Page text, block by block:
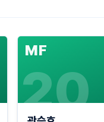
MF
20